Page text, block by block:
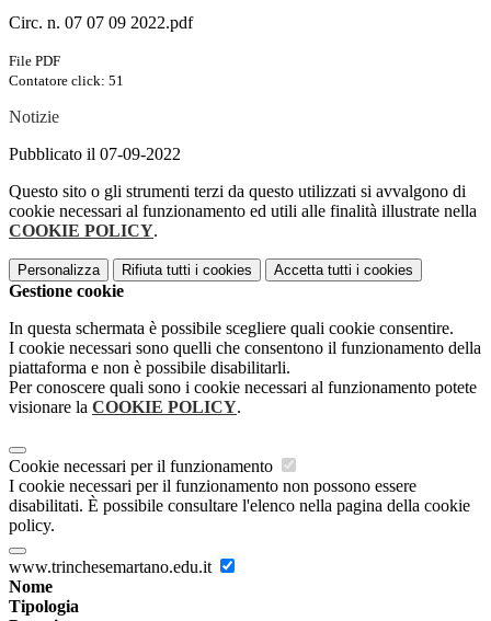
Circ. n. 07 07 09 2022.pdf
File PDF
Contatore click: 51
Notizie
Pubblicato il 07-09-2022
Questo sito o gli strumenti terzi da questo utilizzati si avvalgono di
cookie necessari al funzionamento ed utili alle finalità illustrate nella
COOKIE POLICY.
Personalizza Rifiuta tutti i cookies Accetta tutti i cookies
Gestione cookie
In questa schermata è possibile scegliere quali cookie consentire.
I cookie necessari sono quelli che consentono il funzionamento della
piattaforma e non è possibile disabilitarli.
Per conoscere quali sono i cookie necessari al funzionamento potete
visionare la COOKIE POLICY.
Cookie necessari per il funzionamento
I cookie necessari per il funzionamento non possono essere
disabilitati. È possibile consultare l'elenco nella pagina della cookie
policy.
www.trinchesemartano.edu.it
Nome
Tipologia